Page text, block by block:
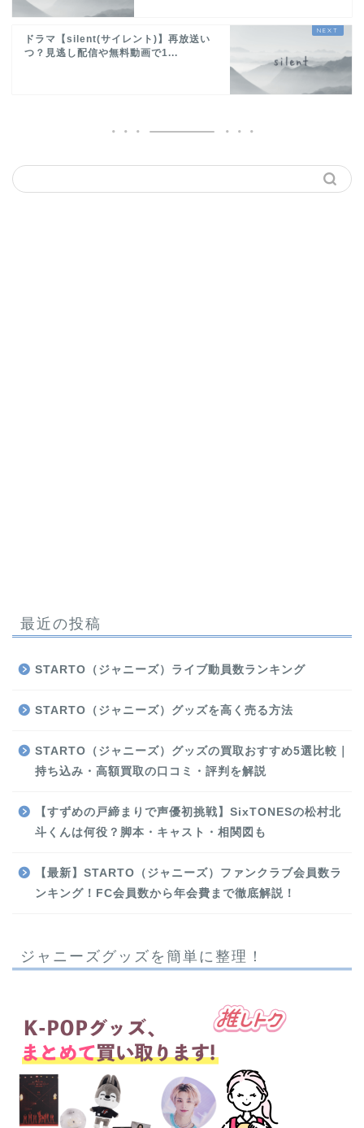
ドラマ【silent(サイレント)】再放送い
つ？見逃し配信や無料動画で1...
最近の投稿
STARTO（ジャニーズ）ライブ動員数ランキング
STARTO（ジャニーズ）グッズを高く売る方法
STARTO（ジャニーズ）グッズの買取おすすめ5選比較｜
持ち込み・高額買取の口コミ・評判を解説
【すずめの戸締まりで声優初挑戦】SixTONESの松村北
斗くんは何役？脚本・キャスト・相関図も
【最新】STARTO（ジャニーズ）ファンクラブ会員数ラ
ンキング！FC会員数から年会費まで徹底解説！
ジャニーズグッズを簡単に整理！